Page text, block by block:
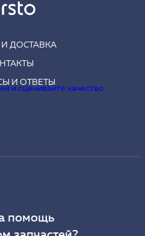
ДОСТАВКА
И ОТВЕТЫ
помощь